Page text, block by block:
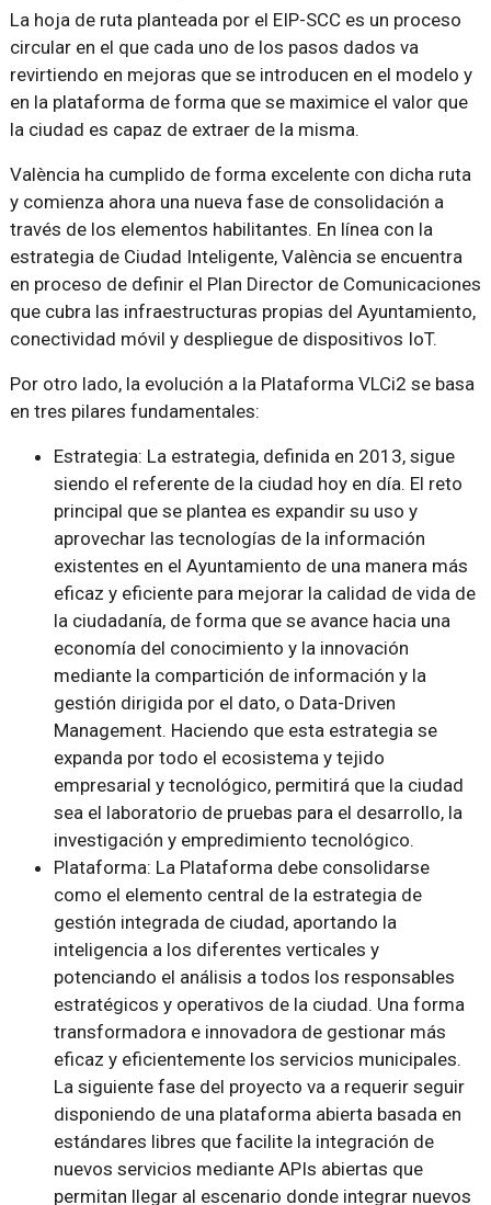
La hoja de ruta planteada por el EIP-SCC es un proceso
circular en el que cada uno de los pasos dados va
revirtiendo en mejoras que se introducen en el modelo y
en la plataforma de forma que se maximice el valor que
la ciudad es capaz de extraer de la misma.
València ha cumplido de forma excelente con dicha ruta
y comienza ahora una nueva fase de consolidación a
través de los elementos habilitantes. En línea con la
estrategia de Ciudad Inteligente, València se encuentra
en proceso de definir el Plan Director de Comunicaciones
que cubra las infraestructuras propias del Ayuntamiento,
conectividad móvil y despliegue de dispositivos IoT.
Por otro lado, la evolución a la Plataforma VLCi2 se basa
en tres pilares fundamentales:
Estrategia: La estrategia, definida en 2013, sigue
siendo el referente de la ciudad hoy en día. El reto
principal que se plantea es expandir su uso y
aprovechar las tecnologías de la información
existentes en el Ayuntamiento de una manera más
eficaz y eficiente para mejorar la calidad de vida de
la ciudadanía, de forma que se avance hacia una
economía del conocimiento y la innovación
mediante la compartición de información y la
gestión dirigida por el dato, o Data-Driven
Management. Haciendo que esta estrategia se
expanda por todo el ecosistema y tejido
empresarial y tecnológico, permitirá que la ciudad
sea el laboratorio de pruebas para el desarrollo, la
investigación y empredimiento tecnológico.
Plataforma: La Plataforma debe consolidarse
como el elemento central de la estrategia de
gestión integrada de ciudad, aportando la
inteligencia a los diferentes verticales y
potenciando el análisis a todos los responsables
estratégicos y operativos de la ciudad. Una forma
transformadora e innovadora de gestionar más
eficaz y eficientemente los servicios municipales.
La siguiente fase del proyecto va a requerir seguir
disponiendo de una plataforma abierta basada en
estándares libres que facilite la integración de
nuevos servicios mediante APIs abiertas que
permitan llegar al escenario donde integrar nuevos